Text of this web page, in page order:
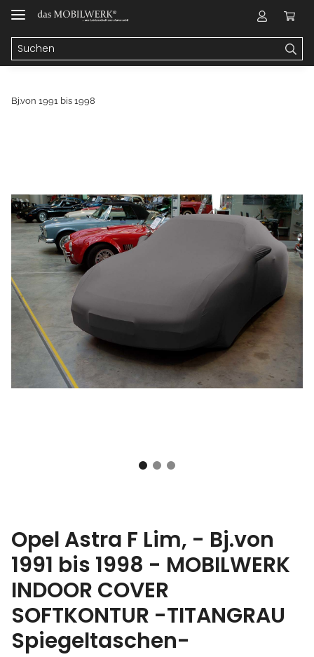
Bj.von 1991 bis 1998
Opel Astra F Lim, - Bj.von
1991 bis 1998 - MOBILWERK
INDOOR COVER
SOFTKONTUR -TITANGRAU
Spiegeltaschen-